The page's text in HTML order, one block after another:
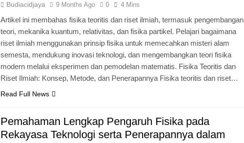
Budiacidjaya 9 Months Ago 0 4 Mins
Artikel ini membahas fisika teoritis dan riset ilmiah, termasuk pengembangan
teori, mekanika kuantum, relativitas, dan fisika partikel. Pelajari bagaimana
riset ilmiah menggunakan prinsip fisika untuk memecahkan misteri alam
semesta, mendukung inovasi teknologi, dan mengembangkan teori fisika
modern melalui eksperimen dan pemodelan matematis. Fisika Teoritis dan
Riset Ilmiah: Konsep, Metode, dan Penerapannya Fisika teoritis dan riset…
Read Full News
Pemahaman Lengkap Pengaruh Fisika pada
Rekayasa Teknologi serta Penerapannya dalam